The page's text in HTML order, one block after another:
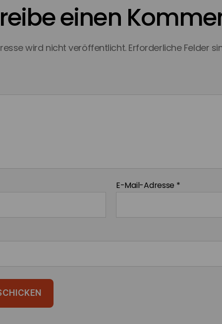
einen
wird nicht veröffentlicht. Erforderliche Felder
E-Mail-Adresse *